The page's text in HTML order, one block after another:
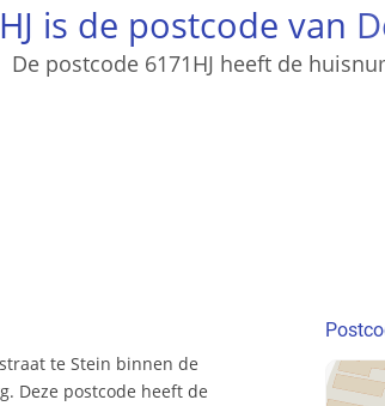
is de postcode van
De postcode 6171HJ heeft de
te Stein binnen de
Deze postcode heeft de